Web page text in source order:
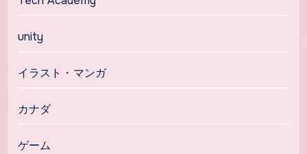
unity
イラスト・マンガ
カナダ
ゲーム